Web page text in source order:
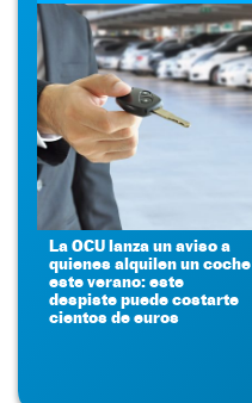
La OCU lanza un aviso a
quienes alquilen un coche
este verano: este
despiste puede costarte
cientos de euros